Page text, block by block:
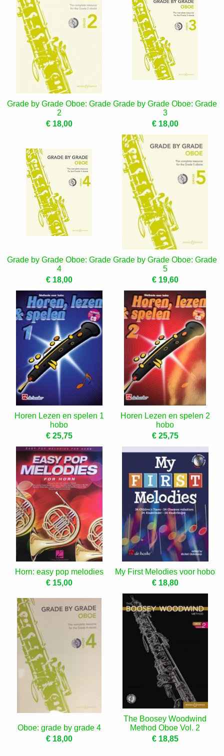
Grade by Grade Oboe: Grade
2
€ 18,00
Grade by Grade Oboe: Grade
3
€ 18,00
Grade by Grade Oboe: Grade
4
€ 18,00
Grade by Grade Oboe: Grade
5
€ 19,60
Horen Lezen en spelen 1
hobo
€ 25,75
Horen Lezen en spelen 2
hobo
€ 25,75
Horn: easy pop melodies
€ 15,00
My First Melodies voor hobo
€ 18,80
Oboe: grade by grade 4
€ 18,00
The Boosey Woodwind
Method Oboe Vol. 2
€ 18,85